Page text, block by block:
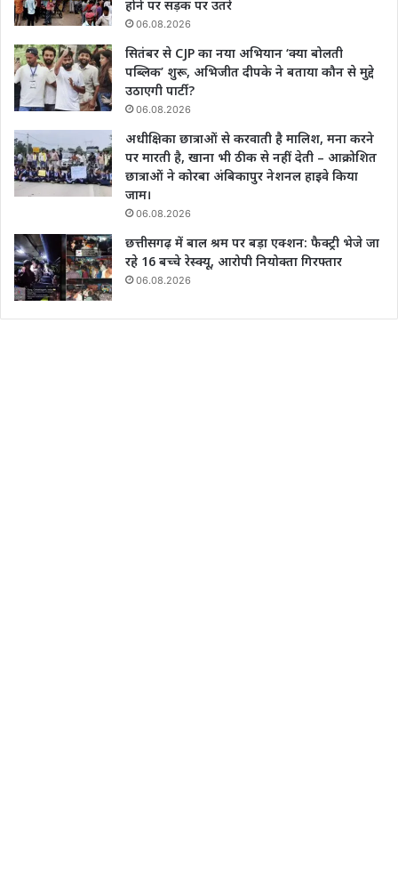
होने पर सड़क पर उतरे
06.08.2026
सितंबर से CJP का नया अभियान ‘क्या बोलती
पब्लिक’ शुरू, अभिजीत दीपके ने बताया कौन से मुद्दे
उठाएगी पार्टी?
06.08.2026
अधीक्षिका छात्राओं से करवाती है मालिश, मना करने
पर मारती है, खाना भी ठीक से नहीं देती – आक्रोशित
छात्राओं ने कोरबा अंबिकापुर नेशनल हाइवे किया
जाम।
06.08.2026
छत्तीसगढ़ में बाल श्रम पर बड़ा एक्शन: फैक्ट्री भेजे जा
रहे 16 बच्चे रेस्क्यू, आरोपी नियोक्ता गिरफ्तार
06.08.2026